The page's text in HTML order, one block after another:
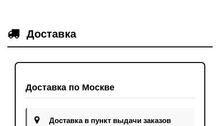
Доставка
Доставка по Москве
Доставка в пункт выдачи заказов